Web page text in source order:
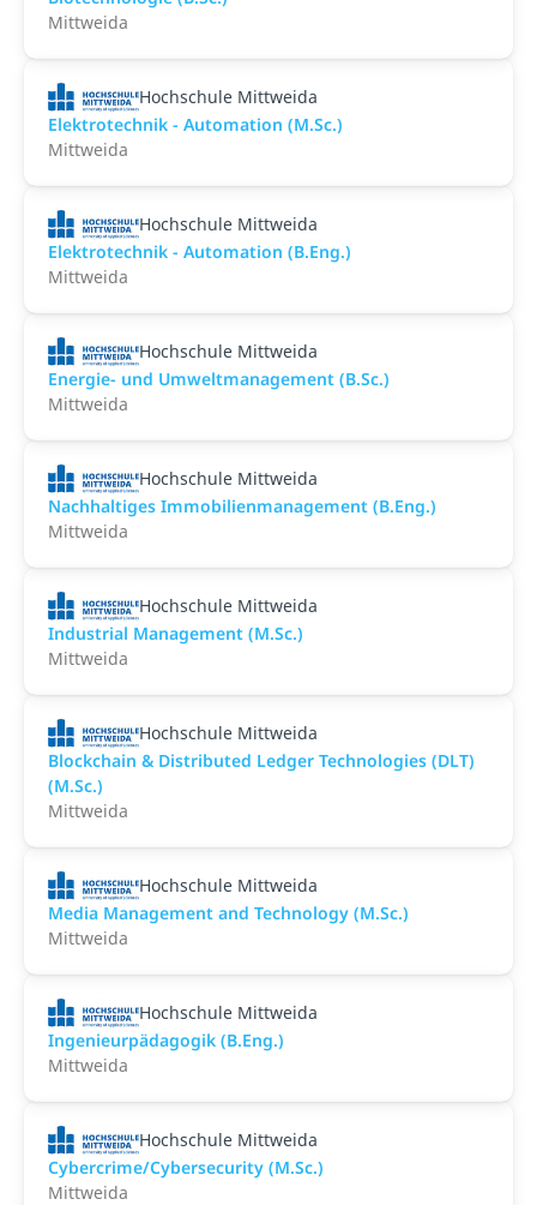
Mittweida
Hochschule Mittweida
Elektrotechnik - Automation (M.Sc.)
Mittweida
Hochschule Mittweida
Elektrotechnik - Automation (B.Eng.)
Mittweida
Hochschule Mittweida
Energie- und Umweltmanagement (B.Sc.)
Mittweida
Hochschule Mittweida
Nachhaltiges Immobilienmanagement (B.Eng.)
Mittweida
Hochschule Mittweida
Industrial Management (M.Sc.)
Mittweida
Hochschule Mittweida
Blockchain & Distributed Ledger Technologies (DLT)
(M.Sc.)
Mittweida
Hochschule Mittweida
Media Management and Technology (M.Sc.)
Mittweida
Hochschule Mittweida
Ingenieurpädagogik (B.Eng.)
Mittweida
Hochschule Mittweida
Cybercrime/Cybersecurity (M.Sc.)
Mittweida